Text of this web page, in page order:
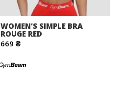
WOMEN‘S SIMPLE BRA
ROUGE RED
669 ₴